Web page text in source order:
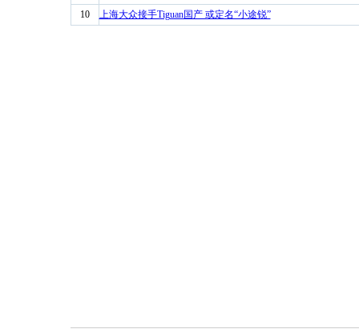
10
上海大众接手Tiguan国产 或定名“小途锐”